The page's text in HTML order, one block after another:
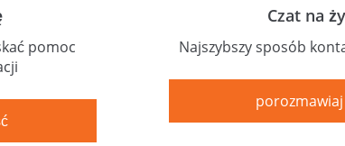
pomoc
Czat na
Najszybszy sposób